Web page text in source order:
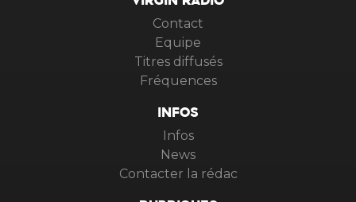
VIRGIN RADIO
Contact
Equipe
Titres diffusés
Fréquences
INFOS
Infos
News
Contacter la rédac